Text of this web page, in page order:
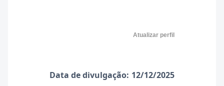
Atualizar perfil
Data de divulgação: 12/12/2025